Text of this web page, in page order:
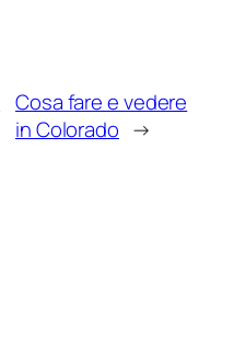
Cosa fare e vedere
in Colorado →